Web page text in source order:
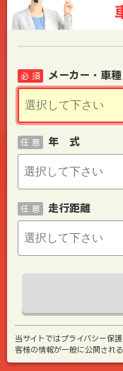
メーカー・車種
必 須
年 式
任 意
走行距離
任 意
当サイトではプライバシー保
客様の情報が一般に公開され